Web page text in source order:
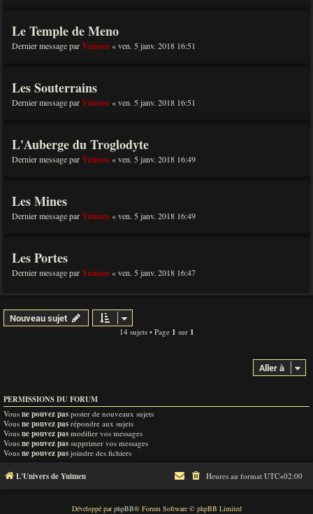
Le Temple de Meno
Dernier message parYuimen «ven. 5 janv. 2018 16:51
Les Souterrains
Dernier message parYuimen «ven. 5 janv. 2018 16:51
L'Auberge du Troglodyte
Dernier message parYuimen «ven. 5 janv. 2018 16:49
Les Mines
Dernier message parYuimen «ven. 5 janv. 2018 16:49
Les Portes
Dernier message parYuimen «ven. 5 janv. 2018 16:47
Nouveau sujet
14 sujets • Page 1 sur 1
Aller à
PERMISSIONS DU FORUM
Vous ne pouvez pas poster de nouveaux sujets
Vous ne pouvez pas répondre aux sujets
Vous ne pouvez pas modifier vos messages
Vous ne pouvez pas supprimer vos messages
Vous ne pouvez pas joindre des fichiers
L'Univers de Yuimen Heures au format UTC+02:00
Développé parphpBB® Forum Software © phpBB Limited